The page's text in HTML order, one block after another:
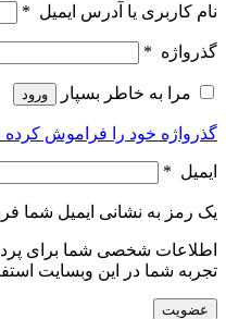
نام کاربری یا آدرس ایمیل *
گذرواژه *
مرا به خاطر بسپار ورود
گذرواژه خود را فراموش کرده
ایمیل *
یک رمز به نشانی ایمیل شما
اطلاعات شخصی شما برای
تجربه شما در این وبسایت
عضویت